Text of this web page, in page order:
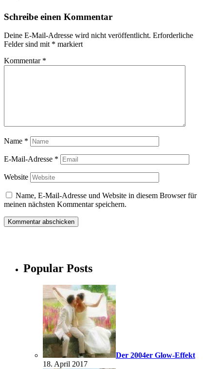
Schreibe einen Kommentar
Deine E-Mail-Adresse wird nicht veröffentlicht. Erforderliche
Felder sind mit * markiert
Kommentar *
Name *
E-Mail-Adresse *
Website
Name, E-Mail-Adresse und Website in diesem Browser für
meinen nächsten Kommentar speichern.
Popular Posts
Der 2004er Glow-Effekt
18. April 2017